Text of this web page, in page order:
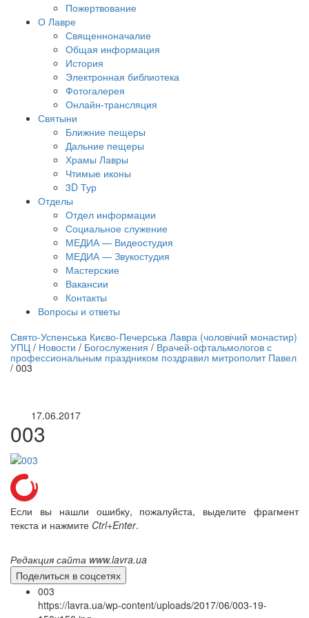
Пожертвование
О Лавре
Священноначалие
Общая информация
История
Электронная библиотека
Фотогалерея
Онлайн-трансляция
Святыни
Ближние пещеры
Дальние пещеры
Храмы Лавры
Чтимые иконы
3D Тур
Отделы
Отдел информации
Социальное служение
МЕДИА — Видеостудия
МЕДИА — Звукостудия
Мастерские
Вакансии
Контакты
Вопросы и ответы
трансляция | 12 сентября
трансляции
Свято-Успенська Києво-Печерська Лавра (чоловічий монастир)
УПЦ / Новости / Богослужения / Врачей-офтальмологов с
профессиональным праздником поздравил митрополит Павел
/ 003
17.06.2017
003
Если вы нашли ошибку, пожалуйста, выделите фрагмент
текста и нажмите Ctrl+Enter.
Редакция сайта www.lavra.ua
Поделиться в соцсетях
003
https://lavra.ua/wp-content/uploads/2017/06/003-19-